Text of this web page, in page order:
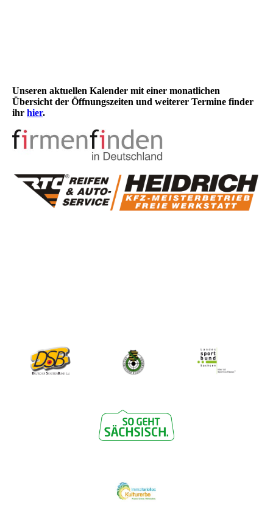
Unseren aktuellen Kalender mit einer monatlichen
Übersicht der Öffnungszeiten und weiterer Termine finder
ihr hier.